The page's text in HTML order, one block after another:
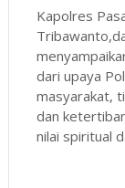
Kapolres
dari upaya
masyarakat,
dan
nilai spiritual